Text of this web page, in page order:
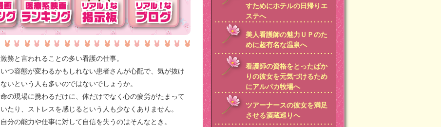
激務と言われることの多い看護の仕事。
いつ容態が変わるかもしれない患者さんが心配で、気が抜け
ないという人も多いのではないでしょうか。
命の現場に携わるだけに、体だけでなく心の疲労がたまって
いたり、ストレスを感じるという人も少なくありません。
自分の能力や仕事に対して自信を失うのはそんなとき。
すためにホテルの日帰りエ
ステへ
美人看護師の魅力ＵＰのた
めに超有名な温泉へ
看護師の資格をとったばか
りの彼女を元気づけるため
にアルパカ牧場へ
ツアーナースの彼女を満足
させる酒蔵巡りへ